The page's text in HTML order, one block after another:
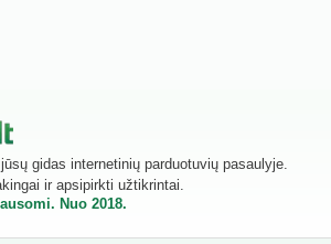
gidas internetinių parduotuvių pasaulyje.
ir apsipirkti užtikrintai.
Nuo 2018.